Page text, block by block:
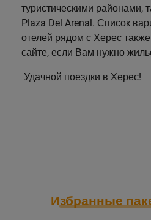
туристическими районами,
Plaza Del Arenal. Список
отелей рядом с Херес
сайте, если Вам нужно
Удачной поездки в Херес!
Избранные